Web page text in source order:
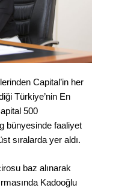
Capital’in her
Türkiye’nin En
500
bünyesinde faaliyet
sıralarda yer aldı.
baz alınarak
Kadooğlu